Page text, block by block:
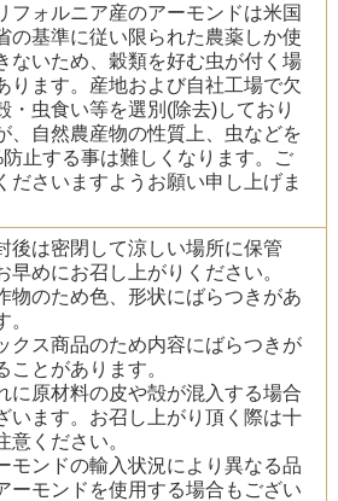
フォルニア産のアーモンドは米国
の基準に従い限られた農薬しか使
ないため、穀類を好む虫が付く場
ります。産地および自社工場で欠
・虫食い等を選別(除去)しており
、自然農産物の性質上、虫などを
防止する事は難しくなります。ご
ださいますようお願い申し上げま
後は密閉して涼しい場所に保管
早めにお召し上がりください。
物のため色、形状にばらつきがあ
。
クス商品のため内容にばらつきが
ことがあります。
に原材料の皮や殻が混入する場合
います。お召し上がり頂く際は十
意ください。
モンドの輸入状況により異なる品
ーモンドを使用する場合もござい